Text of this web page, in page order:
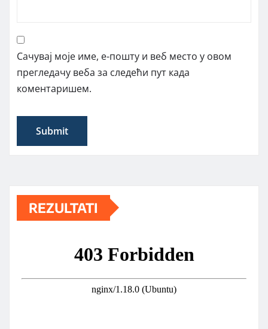
Сачувај моје име, е-пошту и веб место у овом
прегледачу веба за следећи пут када
коментаришем.
REZULTATI